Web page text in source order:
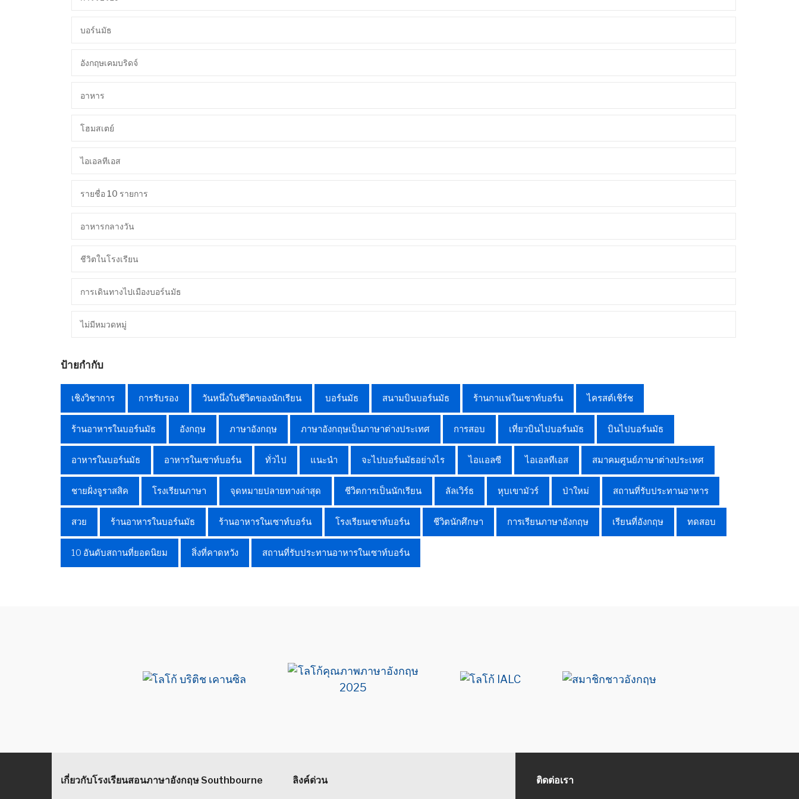
บอร์นมัธ
อังกฤษเคมบริดจ์
อาหาร
โฮมสเตย์
ไอเอลทีเอส
รายชื่อ 10 รายการ
อาหารกลางวัน
ชีวิตในโรงเรียน
การเดินทางไปเมืองบอร์นมัธ
ไม่มีหมวดหมู่
ป้ายกำกับ
เชิงวิชาการ การรับรอง วันหนึ่งในชีวิตของนักเรียน บอร์นมัธ สนามบินบอร์นมัธ ร้านกาแฟในเซาท์บอร์น ไครสต์เชิร์ช
ร้านอาหารในบอร์นมัธ อังกฤษ ภาษาอังกฤษ ภาษาอังกฤษเป็นภาษาต่างประเทศ การสอบ เที่ยวบินไปบอร์นมัธ บินไปบอร์นมัธ
อาหารในบอร์นมัธ อาหารในเซาท์บอร์น ทั่วไป แนะนำ จะไปบอร์นมัธอย่างไร ไอแอลซี ไอเอลทีเอส สมาคมศูนย์ภาษาต่างประเทศ
ชายฝั่งจูราสสิค โรงเรียนภาษา จุดหมายปลายทางล่าสุด ชีวิตการเป็นนักเรียน ลัลเวิร์ธ หุบเขามัวร์ ป่าใหม่ สถานที่รับประทานอาหาร
สวย ร้านอาหารในบอร์นมัธ ร้านอาหารในเซาท์บอร์น โรงเรียนเซาท์บอร์น ชีวิตนักศึกษา การเรียนภาษาอังกฤษ เรียนที่อังกฤษ ทดสอบ
10 อันดับสถานที่ยอดนิยม สิ่งที่คาดหวัง สถานที่รับประทานอาหารในเซาท์บอร์น
เกี่ยวกับโรงเรียนสอนภาษาอังกฤษ Southbourne ลิงค์ด่วน ติดต่อเรา